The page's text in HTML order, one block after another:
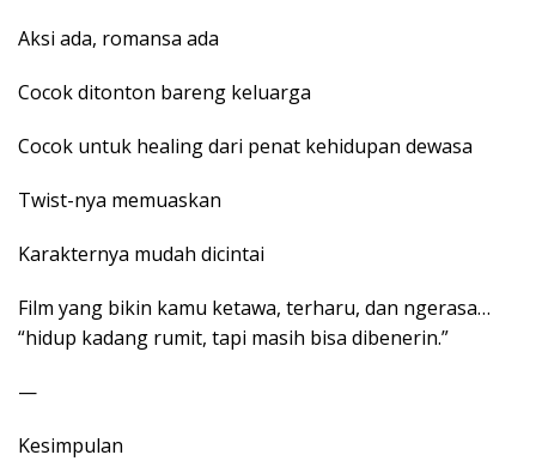
Aksi ada, romansa ada
Cocok ditonton bareng keluarga
Cocok untuk healing dari penat kehidupan dewasa
Twist-nya memuaskan
Karakternya mudah dicintai
Film yang bikin kamu ketawa, terharu, dan ngerasa…
“hidup kadang rumit, tapi masih bisa dibenerin.”
—
Kesimpulan